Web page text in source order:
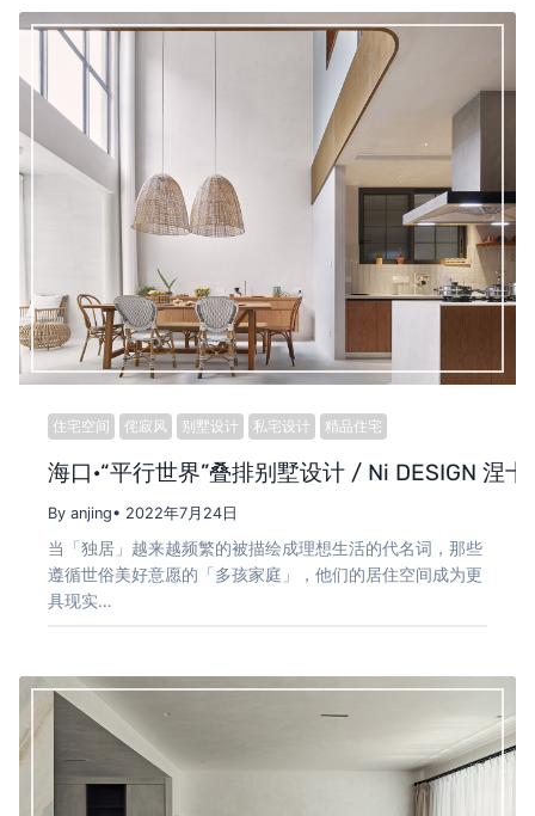
住宅空间 侘寂风 别墅设计 私宅设计 精品住宅
海口·“平行世界”叠排别墅设计 / Ni DESIGN 涅十
By anjing• 2022年7月24日
当「独居」越来越频繁的被描绘成理想生活的代名词，那些
遵循世俗美好意愿的「多孩家庭」，他们的居住空间成为更
具现实…